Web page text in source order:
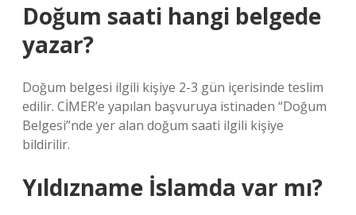
Doğum saati hangi belgede
yazar?
Doğum belgesi ilgili kişiye 2-3 gün içerisinde teslim
edilir. CİMER’e yapılan başvuruya istinaden “Doğum
Belgesi”nde yer alan doğum saati ilgili kişiye
bildirilir.
Yıldızname İslamda var mı?